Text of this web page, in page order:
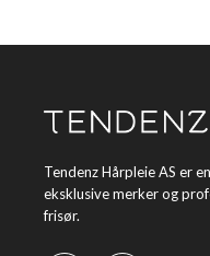
Tendenz Hårpleie AS er
eksklusive merker og
frisør.